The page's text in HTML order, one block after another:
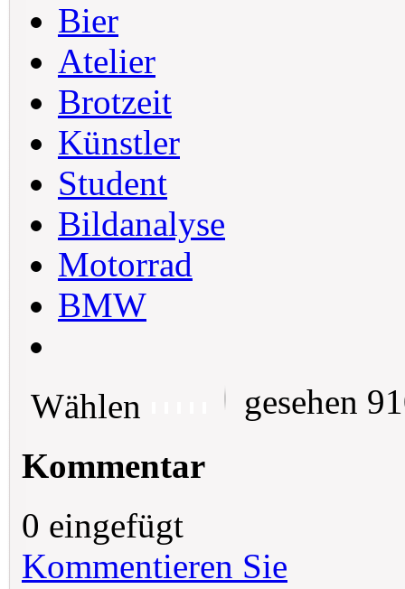
Bier
Atelier
Brotzeit
Künstler
Student
Bildanalyse
Motorrad
BMW
Wählen
gesehen
Kommentar
0 eingefügt
Kommentieren Sie